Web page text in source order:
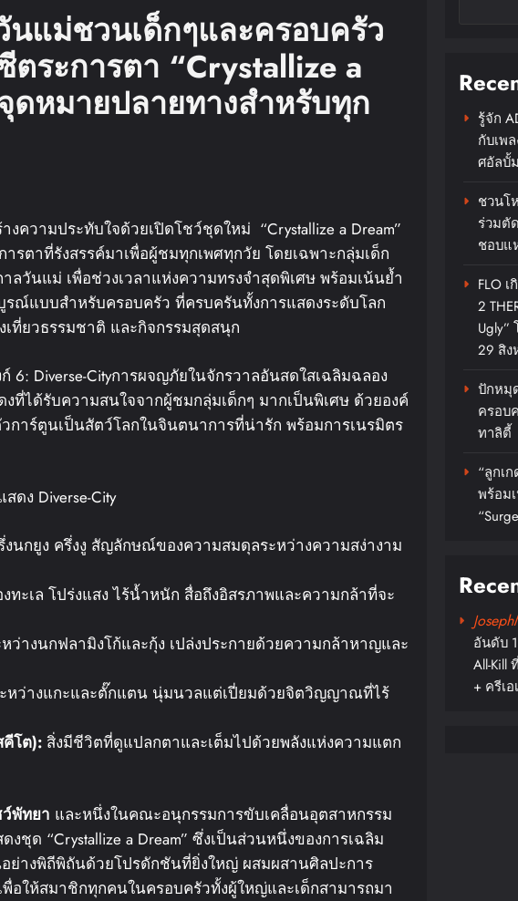
แม่ชวนเด็กๆและครอบครัว
ระการตา “Crystallize a
ดหมายปลายทางสำหรับทุก
วามประทับใจด้วยเปิดโชว์ชุดใหม่ “Crystallize a Dream”
ตาที่รังสรรค์มาเพื่อผู้ชมทุกเพศทุกวัย โดยเฉพาะกลุ่มเด็ก
วันแม่ เพื่อช่วงเวลาแห่งความทรงจำสุดพิเศษ พร้อมเน้นย้ำ
ณ์แบบสำหรับครอบครัว ที่ครบครันทั้งการแสดงระดับโลก
ที่ยวธรรมชาติ และกิจกรรมสุดสนุก
6: Diverse-Cityการผจญภัยในจักรวาลอันสดใสเฉลิมฉลอง
ได้รับความสนใจจากผู้ชมกลุ่มเด็กๆ มากเป็นพิเศษ ด้วยองค์
าร์ตูนเป็นสัตว์โลกในจินตนาการที่น่ารัก พร้อมการเนรมิตร
ง Diverse-City
นกยูง ครึ่งงู สัญลักษณ์ของความสมดุลระหว่างความสง่างาม
ะเล โปร่งแสง ไร้น้ำหนัก สื่อถึงอิสรภาพและความกล้าที่จะ
ว่างนกฟลามิงโก้และกุ้ง เปล่งประกายด้วยความกล้าหาญและ
หว่างแกะและตั๊กแตน นุ่มนวลแต่เปี่ยมด้วยจิตวิญญาณที่ไร้
โต):สิ่งมีชีวิตที่ดูแปลกตาและเต็มไปด้วยพลังแห่งความแตก
พัทยา และหนึ่งในคณะอนุกรรมการขับเคลื่อนอุตสาหกรรม
ด “Crystallize a Dream” ซึ่งเป็นส่วนหนึ่งของการเฉลิม
ย่างพิถีพิถันด้วยโปรดักชันที่ยิ่งใหญ่ ผสมผสานศิลปะการ
อให้สมาชิกทุกคนในครอบครัวทั้งผู้ใหญ่และเด็กสามารถมา
รู้จัก
กับเพ
ศอัลบั้
ชวนโ
ร่วมตั
ชอบแ
FLO
2
29 สิ
ปักหมุ
ครอบ
ทาลิตี้
“ลูกเ
พร้อม
อันดับ
All-Kill
+ ครีเ